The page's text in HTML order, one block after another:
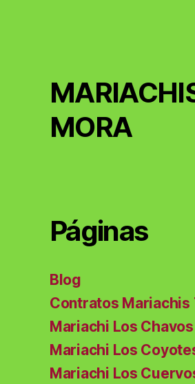
MORA
Páginas
Blog
Contratos
Mariachi Los
Mariachi Los
Mariachi Los